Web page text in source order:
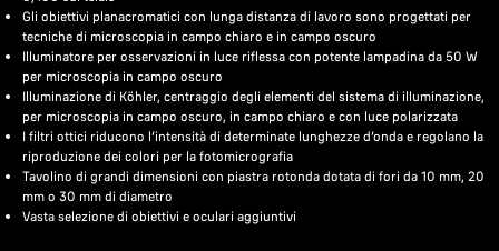
Gli obiettivi planacromatici con lunga distanza di lavoro sono progettati per
tecniche di microscopia in campo chiaro e in campo oscuro
Illuminatore per osservazioni in luce riflessa con potente lampadina da 50 W
per microscopia in campo oscuro
Illuminazione di Köhler, centraggio degli elementi del sistema di illuminazione,
per microscopia in campo oscuro, in campo chiaro e con luce polarizzata
I filtri ottici riducono l’intensità di determinate lunghezze d’onda e regolano la
riproduzione dei colori per la fotomicrografia
Tavolino di grandi dimensioni con piastra rotonda dotata di fori da 10 mm, 20
mm o 30 mm di diametro
Vasta selezione di obiettivi e oculari aggiuntivi